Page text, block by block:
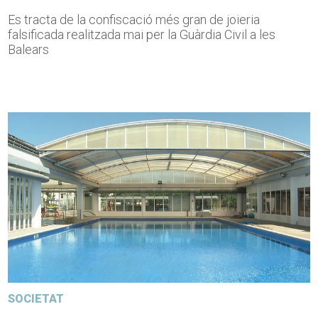
Es tracta de la confiscació més gran de joieria
falsificada realitzada mai per la Guàrdia Civil a les
Balears
SOCIETAT